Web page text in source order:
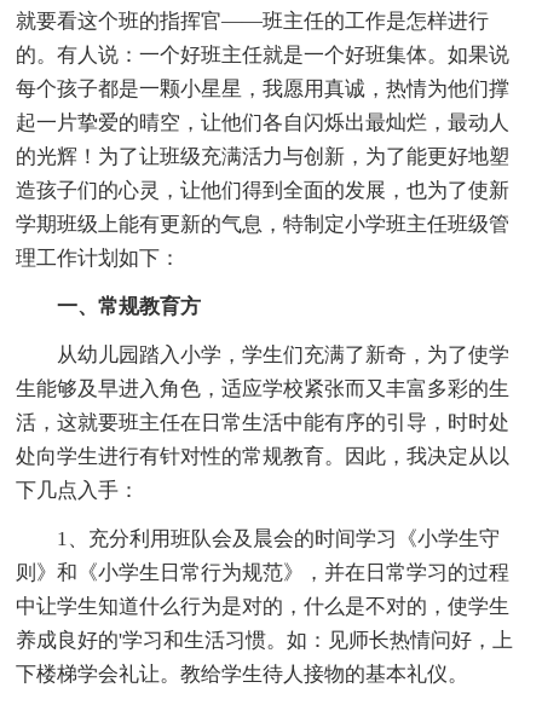
就要看这个班的指挥官——班主任的工作是怎样进行
的。有人说：一个好班主任就是一个好班集体。如果说
每个孩子都是一颗小星星，我愿用真诚，热情为他们撑
起一片挚爱的晴空，让他们各自闪烁出最灿烂，最动人
的光辉！为了让班级充满活力与创新，为了能更好地塑
造孩子们的心灵，让他们得到全面的发展，也为了使新
学期班级上能有更新的气息，特制定小学班主任班级管
理工作计划如下：
一、常规教育方
从幼儿园踏入小学，学生们充满了新奇，为了使学
生能够及早进入角色，适应学校紧张而又丰富多彩的生
活，这就要班主任在日常生活中能有序的引导，时时处
处向学生进行有针对性的常规教育。因此，我决定从以
下几点入手：
1、充分利用班队会及晨会的时间学习《小学生守
则》和《小学生日常行为规范》，并在日常学习的过程
中让学生知道什么行为是对的，什么是不对的，使学生
养成良好的'学习和生活习惯。如：见师长热情问好，上
下楼梯学会礼让。教给学生待人接物的基本礼仪。